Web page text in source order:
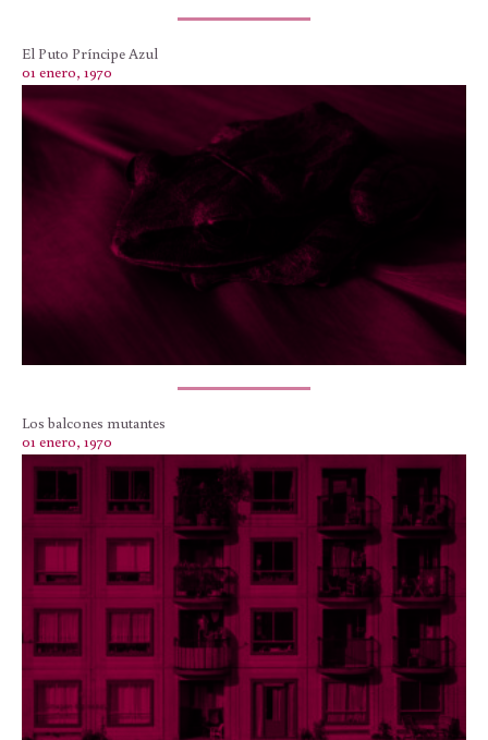
El Puto Príncipe Azul
01 enero, 1970
Los balcones mutantes
01 enero, 1970